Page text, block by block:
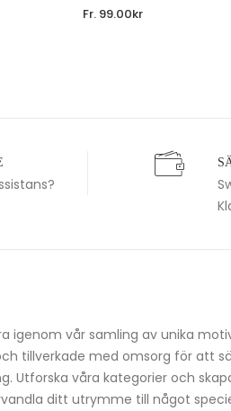
Fr. 99.00kr
vår samling av unika
tillverkade med omsorg för att
Utforska våra kategorier och
ditt utrymme till något